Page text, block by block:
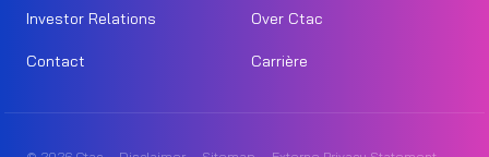
Investor Relations Over Ctac
Contact Carrière